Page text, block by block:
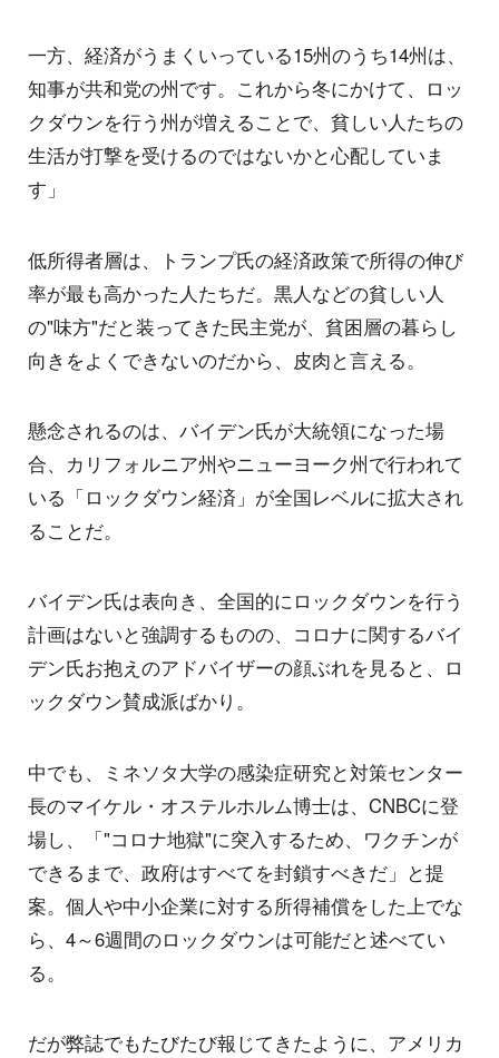
一方、経済がうまくいっている15州のうち14州は、
知事が共和党の州です。これから冬にかけて、ロッ
クダウンを行う州が増えることで、貧しい人たちの
生活が打撃を受けるのではないかと心配していま
す」
低所得者層は、トランプ氏の経済政策で所得の伸び
率が最も高かった人たちだ。黒人などの貧しい人
の"味方"だと装ってきた民主党が、貧困層の暮らし
向きをよくできないのだから、皮肉と言える。
懸念されるのは、バイデン氏が大統領になった場
合、カリフォルニア州やニューヨーク州で行われて
いる「ロックダウン経済」が全国レベルに拡大され
ることだ。
バイデン氏は表向き、全国的にロックダウンを行う
計画はないと強調するものの、コロナに関するバイ
デン氏お抱えのアドバイザーの顔ぶれを見ると、ロ
ックダウン賛成派ばかり。
中でも、ミネソタ大学の感染症研究と対策センター
長のマイケル・オステルホルム博士は、CNBCに登
場し、「"コロナ地獄"に突入するため、ワクチンが
できるまで、政府はすべてを封鎖すべきだ」と提
案。個人や中小企業に対する所得補償をした上でな
ら、4～6週間のロックダウンは可能だと述べてい
る。
だが弊誌でもたびたび報じてきたように、アメリカ